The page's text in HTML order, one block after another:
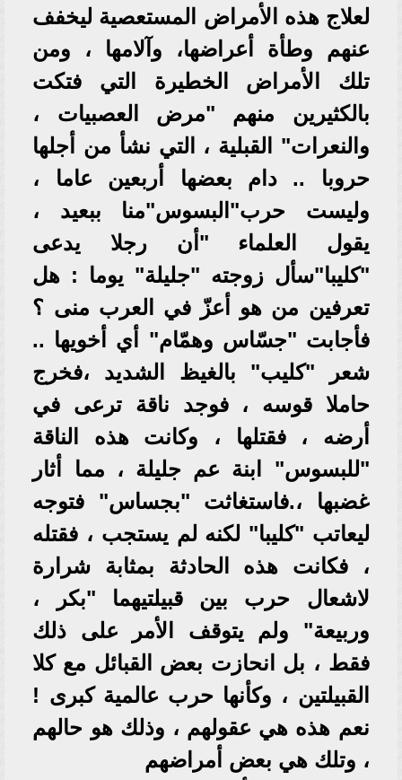
لعلاج هذه الأمراض المستعصية ليخفف
عنهم وطأة أعراضها، وآلامها ، ومن
تلك الأمراض الخطيرة التي فتكت
بالكثيرين منهم "مرض العصبيات ،
والنعرات" القبلية ، التي نشأ من أجلها
حروبا .. دام بعضها أربعين عاما ،
وليست حرب"البسوس"منا ببعيد ،
يقول العلماء "أن رجلا يدعى
"كليبا"سأل زوجته "جليلة" يوما : هل
تعرفين من هو أعزّ في العرب منى ؟
فأجابت "جسّاس وهمّام" أي أخويها ..
شعر "كليب" بالغيظ الشديد ،فخرج
حاملا قوسه ، فوجد ناقة ترعى في
أرضه ، فقتلها ، وكانت هذه الناقة
"للبسوس" ابنة عم جليلة ، مما أثار
غضبها ،.فاستغاثت "بجساس" فتوجه
ليعاتب "كليبا" لكنه لم يستجب ، فقتله
، فكانت هذه الحادثة بمثابة شرارة
لاشعال حرب بين قبيلتيهما "بكر ،
وربيعة" ولم يتوقف الأمر على ذلك
فقط ، بل انحازت بعض القبائل مع كلا
القبيلتين ، وكأنها حرب عالمية كبرى !
نعم هذه هي عقولهم ، وذلك هو حالهم
، وتلك هي بعض أمراضهم